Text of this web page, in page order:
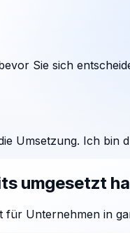
Sie sich
Umsetzung. Ich
umgesetzt
Unternehmen in